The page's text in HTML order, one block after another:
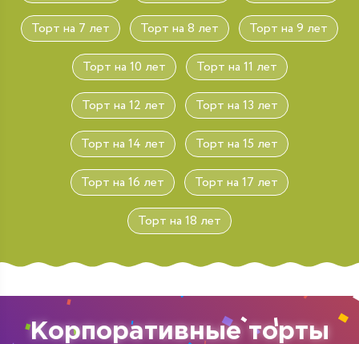
Торт на 7 лет Торт на 8 лет Торт на 9 лет
Торт на 10 лет Торт на 11 лет
Торт на 12 лет Торт на 13 лет
Торт на 14 лет Торт на 15 лет
Торт на 16 лет Торт на 17 лет
Торт на 18 лет
Корпоративные торты